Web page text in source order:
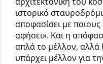
ιστορικό
αποφασίσει με ποιους
αφήσει». Και η
απλά το μέλλον, αλλά
υπάρχει μέλλον για